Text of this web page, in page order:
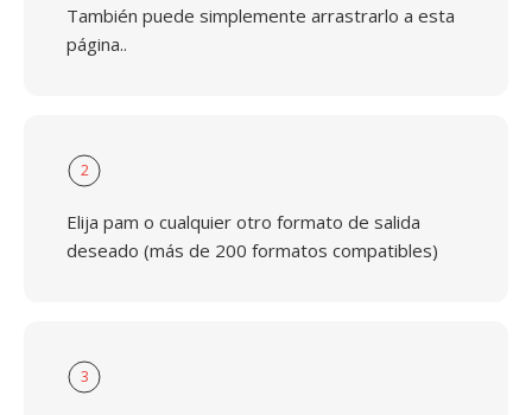
También puede simplemente arrastrarlo a esta
página..
2
Elija pam o cualquier otro formato de salida
deseado (más de 200 formatos compatibles)
3